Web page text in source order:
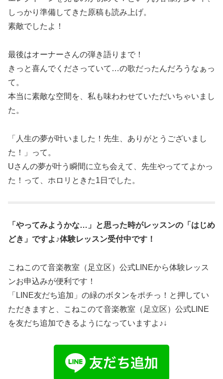
しっかり準備してきた原稿も読み上げ。
素敵でしたよ！
最後はオーナーさんの弾き語りまで！
きっと喜んでくださっていて…の歌だったんだろうなぁっ
て。
本当に素敵な空間を、私も味わわせていただいちゃいまし
た。
「人生の夢が叶いました！先生、ありがとうございまし
た！」って。
Uさんの夢が叶う瞬間に立ち会えて、先生やっててよかっ
た！って、ホロリときた1日でした。
「やってみようかな…」と思った時がレッスンの「はじめ
どき」ですよ♪体験レッスン受付中です！
こねこのて音楽教室（足立区）公式LINEから体験レッス
ンお申込みが便利です！
「LINE友だち追加」の緑のボタンをポチっ！と押してい
ただきますと、こねこのて音楽教室（足立区）公式LINE
を友だち追加できるようになっていますよ♪↓